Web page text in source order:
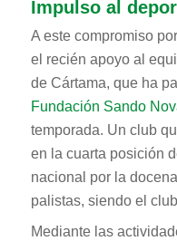
Impulso al
A este compromiso
el recién apoyo al
de Cártama, que ha
Fundación Sando
temporada. Un club
en la cuarta posición
nacional por la
palistas, siendo el
Mediante las